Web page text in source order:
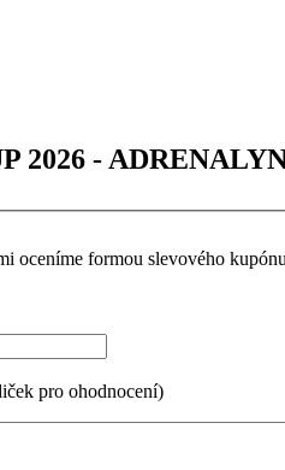
2026 -
oceníme formou slevového
pro ohodnocení)